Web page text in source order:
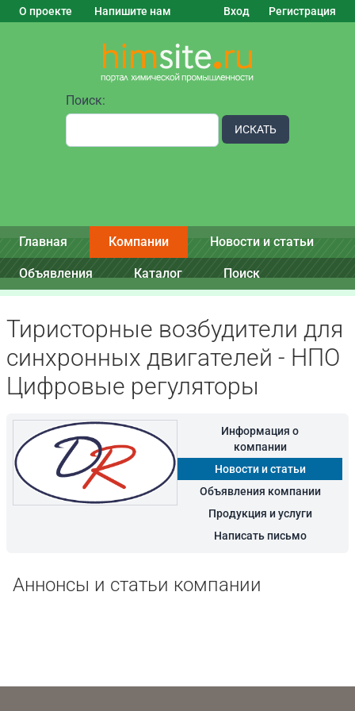
О проекте Напишите нам Вход Регистрация
Поиск:
ИСКАТЬ
Главная Компании Новости и статьи
Объявления Каталог Поиск
Тиристорные возбудители для
синхронных двигателей - НПО
Цифровые регуляторы
Информация о
компании
Новости и статьи
Объявления компании
Продукция и услуги
Написать письмо
Аннонсы и статьи компании